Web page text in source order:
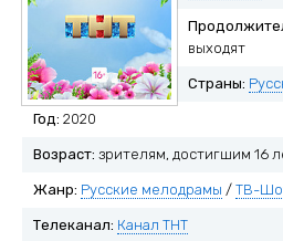
выходят
Страны:
Год: 2020
Возраст: зрителям, достигшим 16
Жанр: Русские мелодрамы / ТВ-
Телеканал: Канал ТНТ